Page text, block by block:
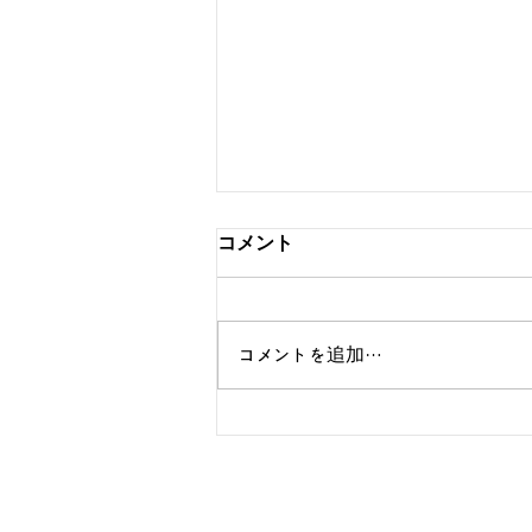
Samsung - Making of
コメント
コメントを追加…